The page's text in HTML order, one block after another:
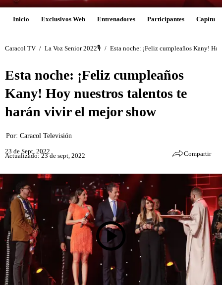
Inicio Exclusivos Web Entrenadores Participantes
Caracol TV / La Voz Senior 2022🎙️ / Esta noche: ¡Feliz cumpleaños Kany!
Esta noche: ¡Feliz cumpleaños
Kany! Hoy nuestros talentos te
harán vivir el mejor show
Por: Caracol Televisión
23 de Sept, 2022
Actualizado: 23 de sept, 2022 Compartir